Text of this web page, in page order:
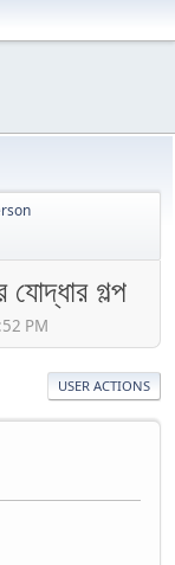
গল্প
PM
USER ACTIONS